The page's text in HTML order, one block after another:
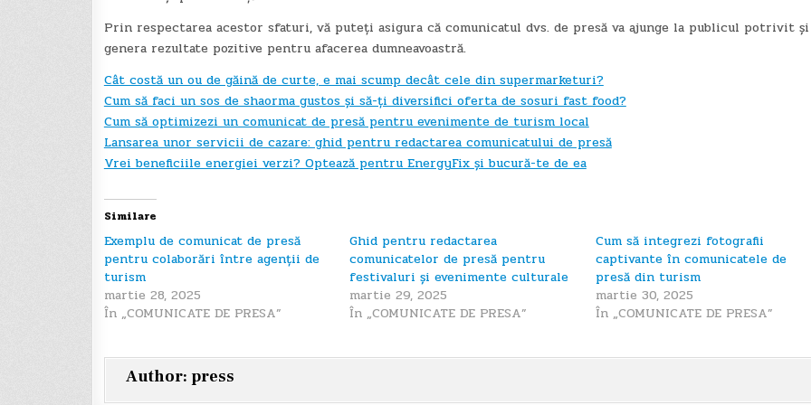
Prin respectarea acestor sfaturi, vă puteți asigura că comunicatul dvs. de presă va ajunge la publicul potrivit și
genera rezultate pozitive pentru afacerea dumneavoastră.
Cât costă un ou de găină de curte, e mai scump decât cele din supermarketuri?
Cum să faci un sos de shaorma gustos și să-ți diversifici oferta de sosuri fast food?
Cum să optimizezi un comunicat de presă pentru evenimente de turism local
Lansarea unor servicii de cazare: ghid pentru redactarea comunicatului de presă
Vrei beneficiile energiei verzi? Optează pentru EnergyFix și bucură-te de ea
Similare
Exemplu de comunicat de presă
pentru colaborări între agenții de
turism
martie 28, 2025
În „COMUNICATE DE PRESA”
Ghid pentru redactarea
comunicatelor de presă pentru
festivaluri și evenimente culturale
martie 29, 2025
În „COMUNICATE DE PRESA”
Cum să integrezi fotografii
captivante în comunicatele de
presă din turism
martie 30, 2025
În „COMUNICATE DE PRESA”
Author: press